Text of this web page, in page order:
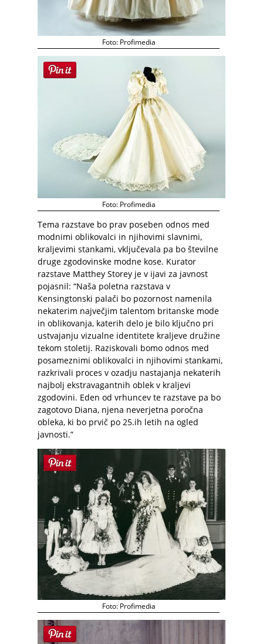
Foto: Profimedia
Foto: Profimedia
Tema razstave bo prav poseben odnos med
modnimi oblikovalci in njihovimi slavnimi,
kraljevimi stankami, vključevala pa bo številne
druge zgodovinske modne kose. Kurator
razstave Matthey Storey je v ijavi za javnost
pojasnil: “Naša poletna razstava v
Kensingtonski palači bo pozornost namenila
nekaterim največjim talentom britanske mode
in oblikovanja, katerih delo je bilo ključno pri
ustvajanju vizualne identitete kraljeve družine
tekom stoletij. Raziskovali bomo odnos med
posameznimi oblikovalci in njihovimi stankami,
razkrivali proces v ozadju nastajanja nekaterih
najbolj ekstravagantnih oblek v kraljevi
zgodovini. Eden od vrhuncev te razstave pa bo
zagotovo Diana, njena neverjetna poročna
obleka, ki bo prvič po 25.ih letih na ogled
javnosti.”
Foto: Profimedia